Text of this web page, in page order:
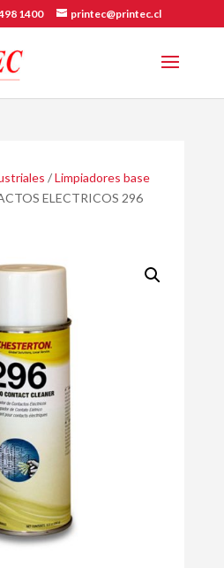
1400 printec@printec.cl
/Limpiadores base
ELECTRICOS 296